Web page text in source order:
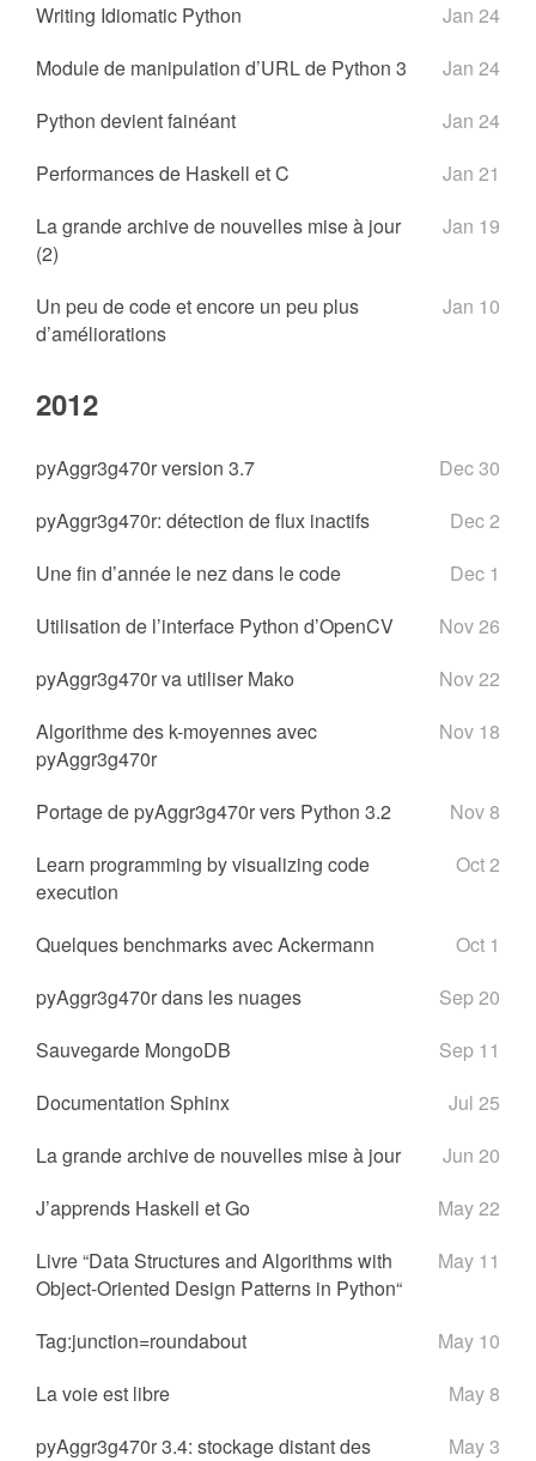
Writing Idiomatic Python
Jan 24
Module de manipulation d’URL de Python 3
Jan 24
Python devient fainéant
Jan 24
Performances de Haskell et C
Jan 21
La grande archive de nouvelles mise à jour
(2)
Jan 19
Un peu de code et encore un peu plus
d’améliorations
Jan 10
2012
pyAggr3g470r version 3.7
Dec 30
pyAggr3g470r: détection de flux inactifs
Dec 2
Une fin d’année le nez dans le code
Dec 1
Utilisation de l’interface Python d’OpenCV
Nov 26
pyAggr3g470r va utiliser Mako
Nov 22
Algorithme des k-moyennes avec
pyAggr3g470r
Nov 18
Portage de pyAggr3g470r vers Python 3.2
Nov 8
Learn programming by visualizing code
execution
Oct 2
Quelques benchmarks avec Ackermann
Oct 1
pyAggr3g470r dans les nuages
Sep 20
Sauvegarde MongoDB
Sep 11
Documentation Sphinx
Jul 25
La grande archive de nouvelles mise à jour
Jun 20
J’apprends Haskell et Go
May 22
Livre “Data Structures and Algorithms with
Object-Oriented Design Patterns in Python“
May 11
Tag:junction=roundabout
May 10
La voie est libre
May 8
pyAggr3g470r 3.4: stockage distant des
May 3